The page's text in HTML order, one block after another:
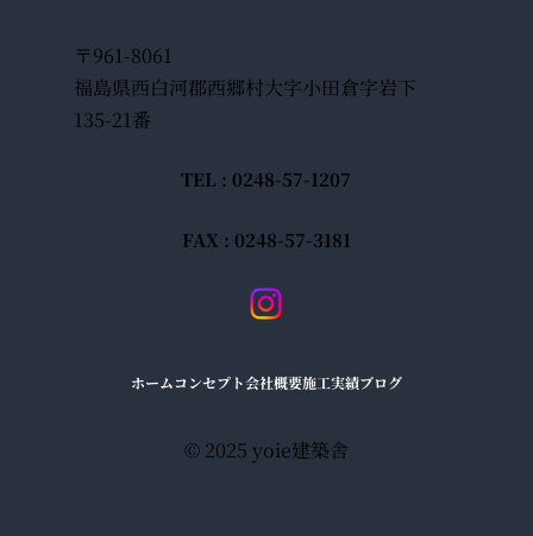
〒961-8061
福島県西白河郡西郷村大字小田倉字岩下
135-21番
TEL : 0248-57-1207
FAX : 0248-57-3181
ホームコンセプト会社概要施工実績ブログ
© 2025 yoie建築舎